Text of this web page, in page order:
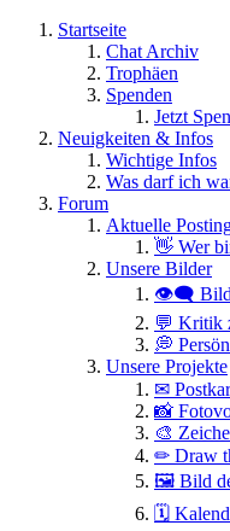
Startseite
Chat Archiv
Trophäen
Spenden
Jetzt
Neuigkeiten & Infos
Wichtige Infos
Was darf ich
Forum
Aktuelle
👋 Wer
Unsere Bilder
👁️‍🗨️
💬 Kritik
💭
Unsere Projekte
✉
📸
🎨
✏ Draw
🖼 Bild
🗓